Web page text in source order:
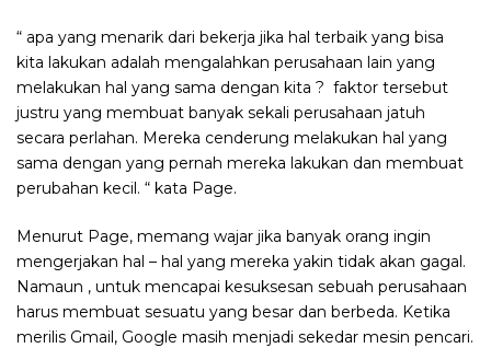
“ apa yang menarik dari bekerja jika hal terbaik yang bisa
kita lakukan adalah mengalahkan perusahaan lain yang
melakukan hal yang sama dengan kita ? faktor tersebut
justru yang membuat banyak sekali perusahaan jatuh
secara perlahan. Mereka cenderung melakukan hal yang
sama dengan yang pernah mereka lakukan dan membuat
perubahan kecil. “ kata Page.
Menurut Page, memang wajar jika banyak orang ingin
mengerjakan hal – hal yang mereka yakin tidak akan gagal.
Namaun , untuk mencapai kesuksesan sebuah perusahaan
harus membuat sesuatu yang besar dan berbeda. Ketika
merilis Gmail, Google masih menjadi sekedar mesin pencari.